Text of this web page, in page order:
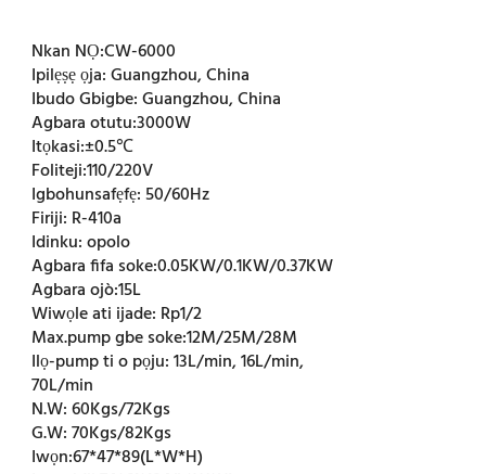
Nkan NỌ:CW-6000
Ipilẹṣẹ ọja:Guangzhou, China
Ibudo Gbigbe:Guangzhou, China
Agbara otutu:3000W
Itọkasi:±0.5℃
Foliteji:110/220V
Igbohunsafẹfẹ:50/60Hz
Firiji: R-410a
Idinku:opolo
Agbara fifa soke:0.05KW/0.1KW/0.37KW
Agbara ojò:15L
Wiwọle ati ijade: Rp1/2
Max.pump gbe soke:12M/25M/28M
Ilọ-pump ti o pọju:13L/min, 16L/min,
70L/min
N.W:60Kgs/72Kgs
G.W:70Kgs/82Kgs
Iwọn:67*47*89(L*W*H)